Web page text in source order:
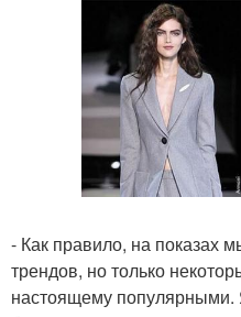
- Как правило, на показах
трендов, но только
настоящему